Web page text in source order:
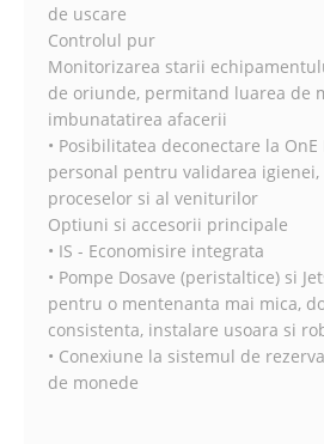
de uscare
Controlul pur
Monitorizarea starii
de oriunde, permitand luarea de
imbunatatirea afacerii
• Posibilitatea deconectare la
personal pentru validarea
proceselor si al veniturilor
Optiuni si accesorii principale
• IS - Economisire integrata
• Pompe Dosave (peristaltice) si
pentru o mentenanta mai mica,
consistenta, instalare usoara si
• Conexiune la sistemul de
de monede